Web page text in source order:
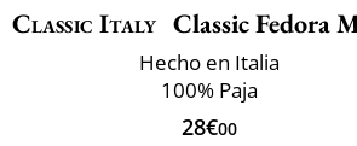
Classic Italy Classic Fedora
Hecho en Italia
100% Paja
28€00